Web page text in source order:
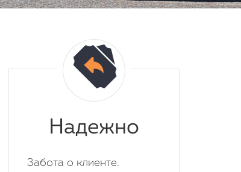
Надежно
Забота о клиенте.